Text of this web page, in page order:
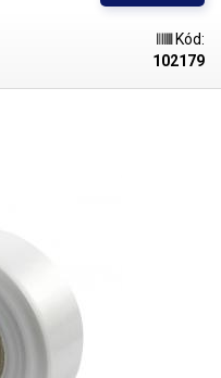
potravin (certifikát k
požadavky zákona č.
svařování všemi impulsními
(0,045mm)*2 Šířka:
Kód:
102179